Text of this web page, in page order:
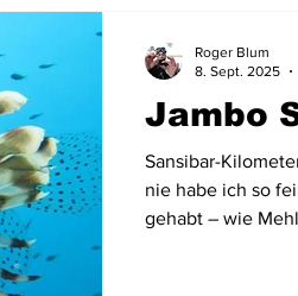
Jambo
Sansibar-
nie habe ich so
gehabt – wie
Roger Blum
8. Sept. 2025